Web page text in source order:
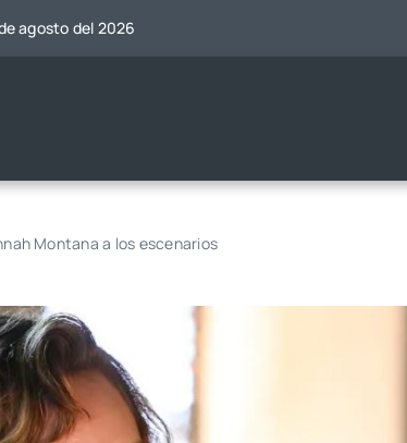
agosto del 2026
Montana a los escenarios